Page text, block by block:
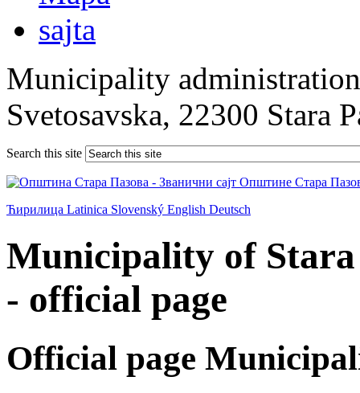
Municipality
Svetosavska, 22300 Stara
Search this site
Ћирилица Latinica Slovenský English Deutsch
Municipality of Stara
- official page
Official page